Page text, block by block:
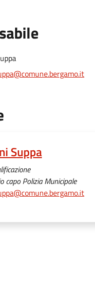
Suppa
capo Polizia Municipale